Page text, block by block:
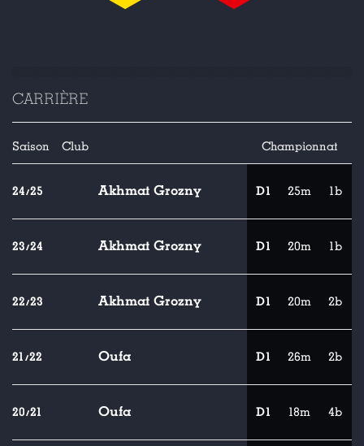
CARRIÈRE
Saison Club Championnat
24/25 Akhmat Grozny D1 25m 1b
23/24 Akhmat Grozny D1 20m 1b
22/23 Akhmat Grozny D1 20m 2b
21/22 Oufa D1 26m 2b
20/21 Oufa D1 18m 4b